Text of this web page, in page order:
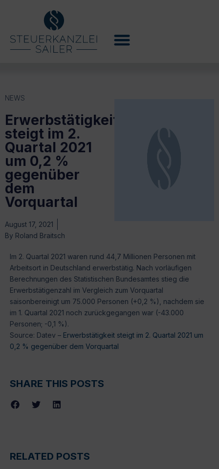
NEWS
Erwerbstätigkeit
steigt im 2.
Quartal 2021
um 0,2 %
gegenüber
dem
Vorquartal
August 17, 2021
By Roland Braitsch
Im 2. Quartal 2021 waren rund 44,7 Millionen Personen mit
Arbeitsort in Deutschland erwerbstätig. Nach vorläufigen
Berechnungen des Statistischen Bundesamtes stieg die
Erwerbstätigenzahl im Vergleich zum Vorquartal
saisonbereinigt um 75.000 Personen (+0,2 %), nachdem sie
im 1. Quartal 2021 noch zurückgegangen war (-43.000
Personen; -0,1 %).
Source: Datev – Erwerbstätigkeit steigt im 2. Quartal 2021 um
0,2 % gegenüber dem Vorquartal
SHARE THIS POSTS
RELATED POSTS